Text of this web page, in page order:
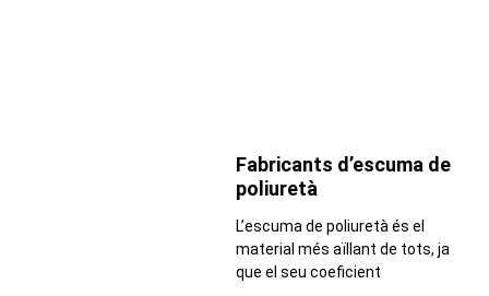
Fabricants d’escuma de
poliuretà
L’escuma de poliuretà és el
material més aïllant de tots, ja
que el seu coeficient